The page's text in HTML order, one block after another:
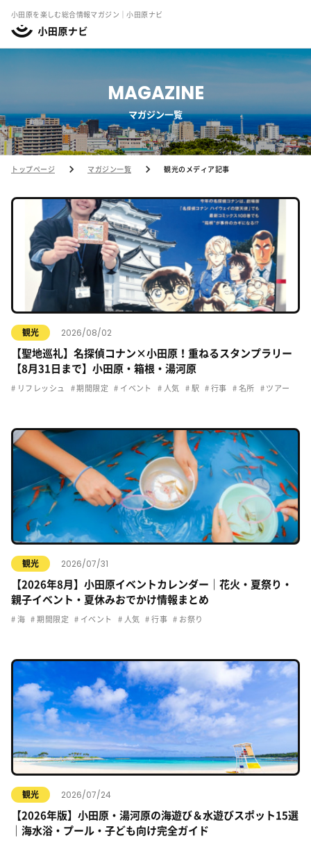
小田原を楽しむ総合情報マガジン｜小田原ナビ
MAGAZINE
マガジン一覧
トップページ マガジン一覧 観光のメディア記事
観光 2026/08/02
【聖地巡礼】名探偵コナン×小田原！重ねるスタンプラリー
【8月31日まで】小田原・箱根・湯河原
リフレッシュ 期間限定 イベント 人気 駅 行事 名所 ツアー
観光 2026/07/31
【2026年8月】小田原イベントカレンダー｜花火・夏祭り・
親子イベント・夏休みおでかけ情報まとめ
海 期間限定 イベント 人気 行事 お祭り
観光 2026/07/24
【2026年版】小田原・湯河原の海遊び＆水遊びスポット15選
｜海水浴・プール・子ども向け完全ガイド